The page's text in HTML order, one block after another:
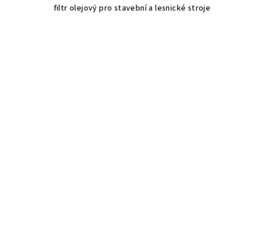
filtr olejový pro stavební a lesnické stroje